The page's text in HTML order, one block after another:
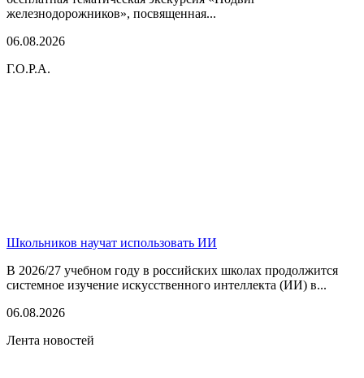
железнодорожников», посвященная...
06.08.2026
Г.О.Р.А.
Школьников научат использовать ИИ
В 2026/27 учебном году в российских школах продолжится
системное изучение искусственного интеллекта (ИИ) в...
06.08.2026
Лента новостей